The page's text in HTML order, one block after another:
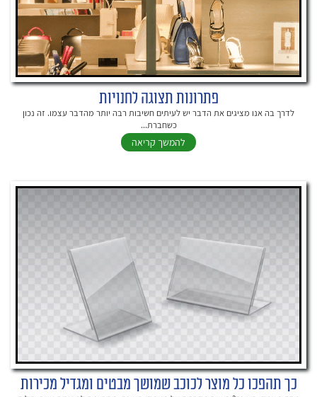
פתרונות תצוגה לחנויות
לדרך בה אנו מציגים את הדבר יש לעיתים חשיבות רבה יותר מהדבר עצמו. זה נכון
כשחברת...
להמשך קריאה
כך תהפכו כל מוצר לכוכב שמושך מבטים ומגדיל מכירות